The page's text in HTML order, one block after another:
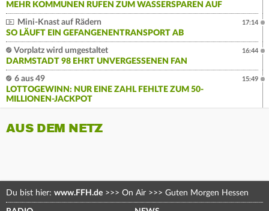
MEHR KOMMUNEN RUFEN ZUM WASSERSPAREN AUF
Mini-Knast auf Rädern
SO LÄUFT EIN GEFANGENENTRANSPORT AB
17:14
Vorplatz wird umgestaltet
DARMSTADT 98 EHRT UNVERGESSENEN FAN
16:44
6 aus 49
LOTTOGEWINN: NUR EINE ZAHL FEHLTE ZUM 50-
MILLIONEN-JACKPOT
15:49
AUS DEM NETZ
Du bist hier: www.FFH.de >>> On Air >>> Guten Morgen Hessen